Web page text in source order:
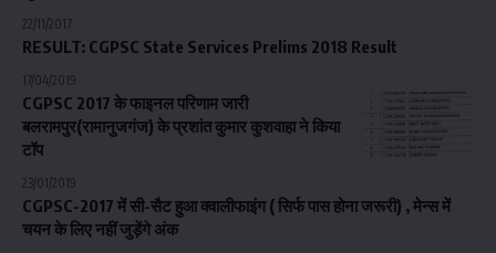
22/11/2017
RESULT: CGPSC State Services Prelims 2018 Result
17/04/2019
CGPSC 2017 के फाइनल परिणाम जारी
बलरामपुर(रामानुजगंज) के प्रशांत कुमार कुशवाहा ने किया
टॉप
23/01/2019
CGPSC-2017 में सी-सैट हुआ क्वालीफाइंग ( सिर्फ पास होना जरूरी) , मेन्स में
चयन के लिए नहीं जुड़ेंगे अंक